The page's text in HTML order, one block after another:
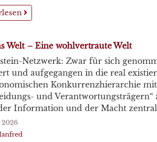
Welt – Eine wohlvertraute Welt
Netzwerk: Zwar für sich
und aufgegangen in die real
Konkurrenzhierarchie
und Verantwortungsträgern“
Information und der Macht
2026